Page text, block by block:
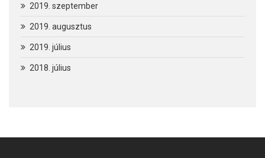
2019. szeptember
2019. augusztus
2019. július
2018. július